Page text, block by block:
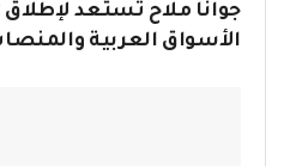
جوانا ملاح تستعد لإطلاق
الأسواق العربية